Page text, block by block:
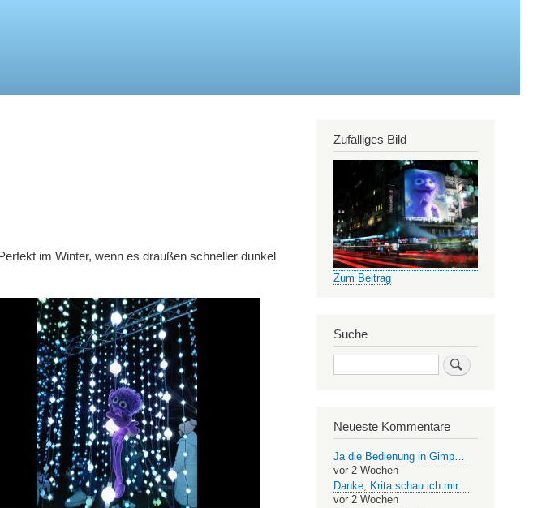
im Winter, wenn es draußen schneller dunkel
Zufälliges Bild
Zum Beitrag
Suche
Neueste Kommentare
Ja die Bedienung in Gimp…
vor 2 Wochen
Danke, Krita schau ich mir…
vor 2 Wochen